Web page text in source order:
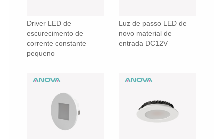
Driver LED de
escurecimento de
corrente constante
pequeno
Luz de passo LED de
novo material de
entrada DC12V